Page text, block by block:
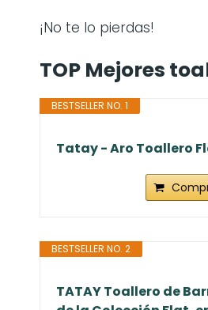
¡No te lo pierdas!
TOP Mejores
BESTSELLER NO. 1
Tatay - Aro Toallero
BESTSELLER NO. 2
TATAY Toallero de